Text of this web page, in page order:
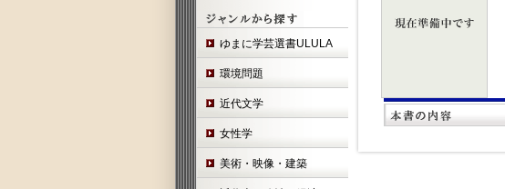
ゆまに学芸選書ULULA
環境問題
近代文学
女性学
美術・映像・建築